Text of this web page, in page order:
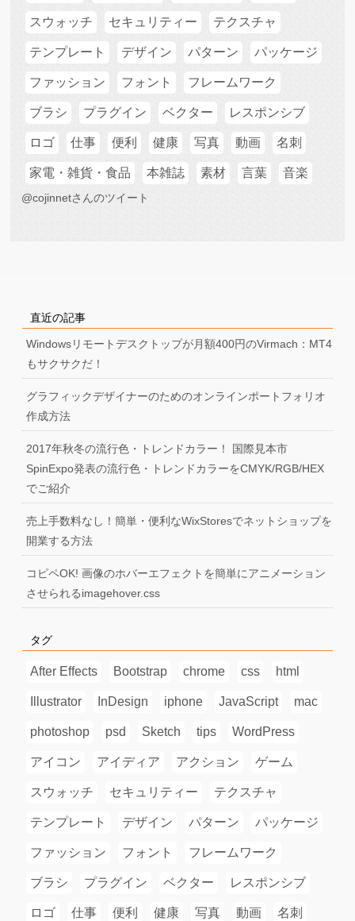
スウォッチ セキュリティー テクスチャ
テンプレート デザイン パターン パッケージ
ファッション フォント フレームワーク
ブラシ プラグイン ベクター レスポンシブ
ロゴ 仕事 便利 健康 写真 動画 名刺
家電・雑貨・食品 本雑誌 素材 言葉 音楽
@cojinnetさんのツイート
直近の記事
Windowsリモートデスクトップが月額400円のVirmach：MT4
もサクサクだ！
グラフィックデザイナーのためのオンラインポートフォリオ
作成方法
2017年秋冬の流行色・トレンドカラー！ 国際見本市
SpinExpo発表の流行色・トレンドカラーをCMYK/RGB/HEX
でご紹介
売上手数料なし！簡単・便利なWixStoresでネットショップを
開業する方法
コピペOK! 画像のホバーエフェクトを簡単にアニメーション
させられるimagehover.css
タグ
After Effects Bootstrap chrome css html
Illustrator InDesign iphone JavaScript mac
photoshop psd Sketch tips WordPress
アイコン アイディア アクション ゲーム
スウォッチ セキュリティー テクスチャ
テンプレート デザイン パターン パッケージ
ファッション フォント フレームワーク
ブラシ プラグイン ベクター レスポンシブ
ロゴ 仕事 便利 健康 写真 動画 名刺